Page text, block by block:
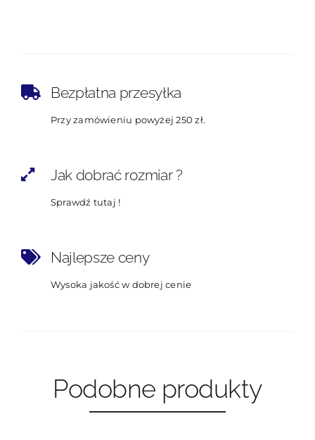
Bezpłatna przesyłka
Przy zamówieniu powyżej 250 zł.
Jak dobrać rozmiar ?
Sprawdź tutaj !
Najlepsze ceny
Wysoka jakość w dobrej cenie
Podobne produkty